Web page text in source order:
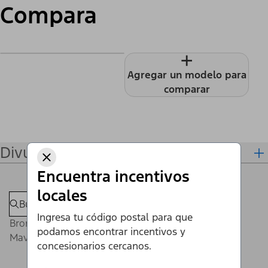
Encuentra incentivos
locales
Ingresa tu código postal para que
podamos encontrar incentivos y
concesionarios cercanos.
Compara
+
Agregar un modelo para
comparar
Divulgaciones
Bronco®
Maverick®